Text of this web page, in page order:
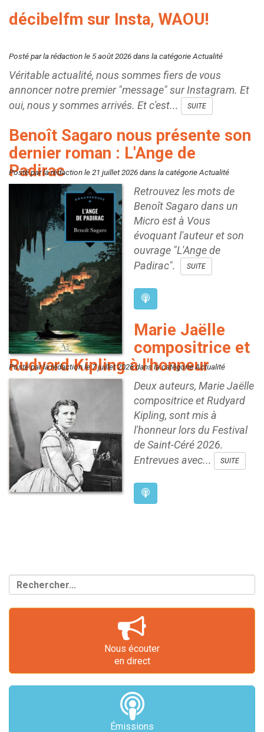
décibelfm sur Insta, WAOU!
Posté par la rédaction le 5 août 2026 dans la catégorie Actualité
Véritable actualité, nous sommes fiers de vous
annoncer notre premier "message" sur Instagram. Et
oui, nous y sommes arrivés. Et c'est...
SUITE
Benoît Sagaro nous présente son
dernier roman : L'Ange de
Padirac
Posté par la rédaction le 21 juillet 2026 dans la catégorie Actualité
Retrouvez les mots de
Benoît Sagaro dans un
Micro est à Vous
évoquant l'auteur et son
ouvrage "L'Ange de
Padirac".
SUITE
Marie Jaëlle
compositrice et
Rudyard Kipling à l'honneur
Posté par la rédaction le 7 juillet 2026 dans la catégorie Actualité
Deux auteurs, Marie Jaëlle
compositrice et Rudyard
Kipling, sont mis à
l'honneur lors du Festival
de Saint-Céré 2026.
Entrevues avec...
SUITE
Nous écouter
en direct
Émissions